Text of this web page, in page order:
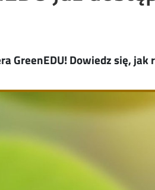
GreenEDU! Dowiedz się,